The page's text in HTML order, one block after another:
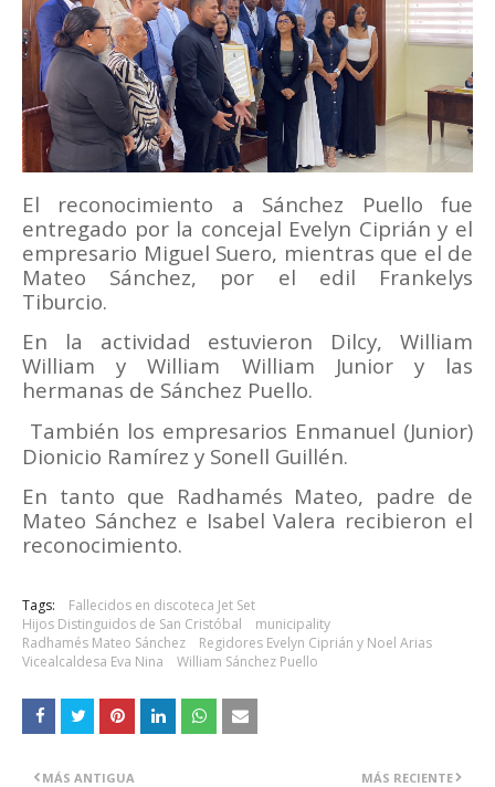
El reconocimiento a Sánchez Puello fue
entregado por la concejal Evelyn Ciprián y el
empresario Miguel Suero, mientras que el de
Mateo Sánchez, por el edil Frankelys
Tiburcio.
En la actividad estuvieron Dilcy, William
William y William William Junior y las
hermanas de Sánchez Puello.
También los empresarios Enmanuel (Junior)
Dionicio Ramírez y Sonell Guillén.
En tanto que Radhamés Mateo, padre de
Mateo Sánchez e Isabel Valera recibieron el
reconocimiento.
Tags:
Fallecidos en discoteca Jet Set
Hijos Distinguidos de San Cristóbal
municipality
Radhamés Mateo Sánchez
Regidores Evelyn Ciprián y Noel Arias
Vicealcaldesa Eva Nina
William Sánchez Puello
MÁS RECIENTE
MÁS ANTIGUA